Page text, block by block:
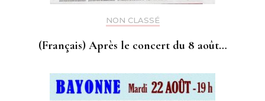
NON CLASSÉ
(Français) Après le concert du 8 août…